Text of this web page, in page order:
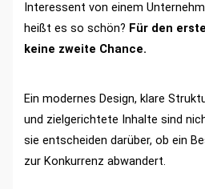
Interessent von einem
heißt es so schön? Für den
keine zweite Chance.
Ein modernes Design, klare
und zielgerichtete Inhalte sind
sie entscheiden darüber, ob ein
zur Konkurrenz abwandert.